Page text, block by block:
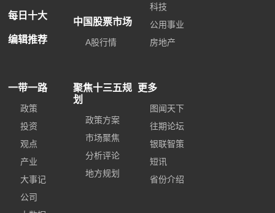
每日十大
编辑推荐
中国股票市场
A股行情
科技
公用事业
房地产
一带一路
政策
投资
观点
产业
大事记
公司
聚焦十三五规
划
政策方案
市场聚焦
分析评论
地方规划
更多
图闻天下
往期论坛
银联智策
短讯
省份介绍